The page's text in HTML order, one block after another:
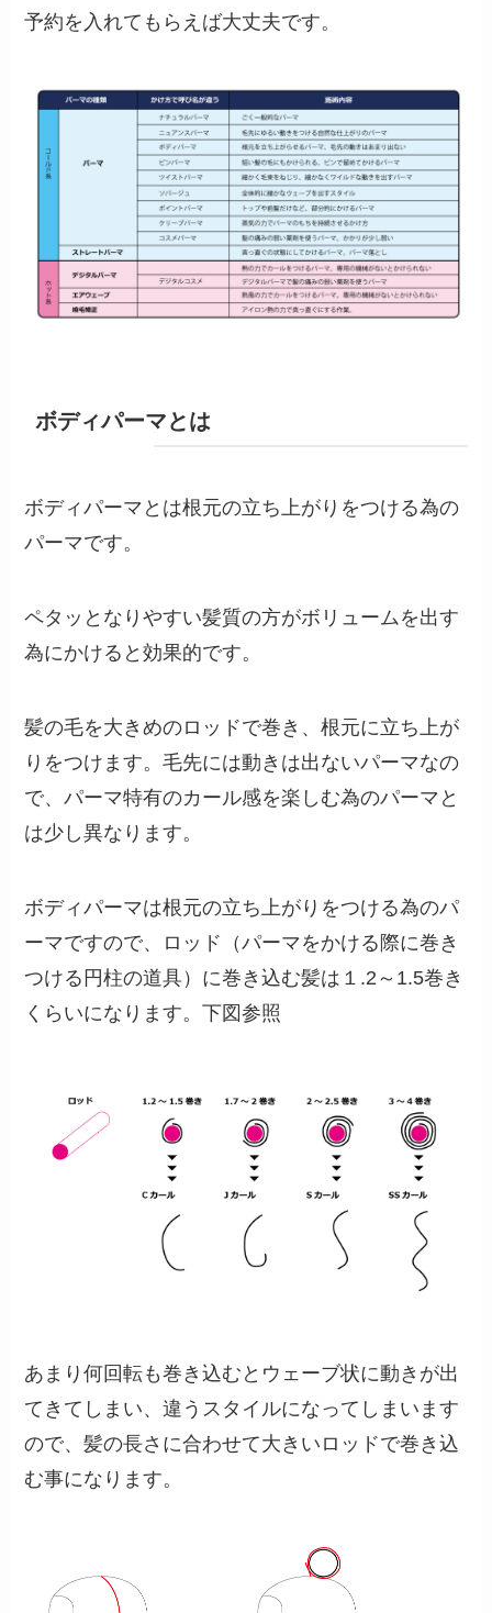
予約を入れてもらえば大丈夫です。
ボディパーマとは
ボディパーマとは根元の立ち上がりをつける為の
パーマです。
ペタッとなりやすい髪質の方がボリュームを出す
為にかけると効果的です。
髪の毛を大きめのロッドで巻き、根元に立ち上が
りをつけます。毛先には動きは出ないパーマなの
で、パーマ特有のカール感を楽しむ為のパーマと
は少し異なります。
ボディパーマは根元の立ち上がりをつける為のパ
ーマですので、ロッド（パーマをかける際に巻き
つける円柱の道具）に巻き込む髪は１.2～1.5巻き
くらいになります。下図参照
あまり何回転も巻き込むとウェーブ状に動きが出
てきてしまい、違うスタイルになってしまいます
ので、髪の長さに合わせて大きいロッドで巻き込
む事になります。